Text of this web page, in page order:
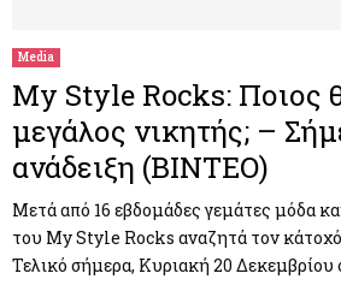
Media
My Style Rocks: Ποιος
μεγάλος νικητής; –
ανάδειξη (ΒΙΝΤΕΟ)
Μετά από 16 εβδομάδες γεμάτες μόδα
του My Style Rocks αναζητά τον
Τελικό σήμερα, Κυριακή 20 Δεκεμβρίου